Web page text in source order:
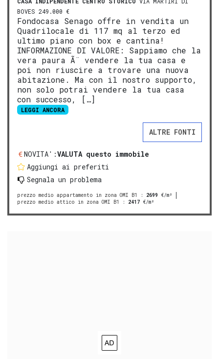
BOVES 249.000 €
Fondocasa Senago offre in vendita un
Quadrilocale di 117 mq al terzo ed
ultimo piano con box e cantina!
INFORMAZIONE DI VALORE: Sappiamo che la
vera paura Ã¨ vendere la tua casa e
poi non riuscire a trovare una nuova
abitazione. Ma con il nostro supporto,
non solo potrai vendere la tua casa
con successo, […]
LEGGI ANCORA
ALTRE FONTI
NOVITA':VALUTA questo immobile
Aggiungi ai preferiti
Segnala un problema
prezzo medio appartamento in zona OMI B1 : 2699 €/m²
prezzo medio attico in zona OMI B1
: 2417 €/m²